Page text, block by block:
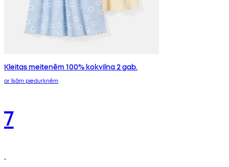
Kleitas meitenēm 100% kokvilna 2 gab.
ar īsām piedurknēm
7